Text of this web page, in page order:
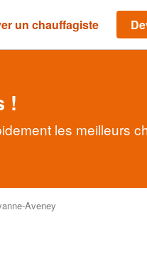
un chauffagiste
!
les meilleurs
Aveney